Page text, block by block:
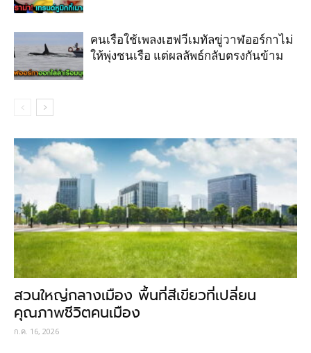
คนเรือใช้เพลงเฮฟวีเมทัลขู่วาฬออร์กาไม่
ให้พุ่งชนเรือ แต่ผลลัพธ์กลับตรงกันข้าม
สวนใหญ่กลางเมือง พื้นที่สีเขียวที่เปลี่ยน
คุณภาพชีวิตคนเมือง
ก.ค. 16, 2026